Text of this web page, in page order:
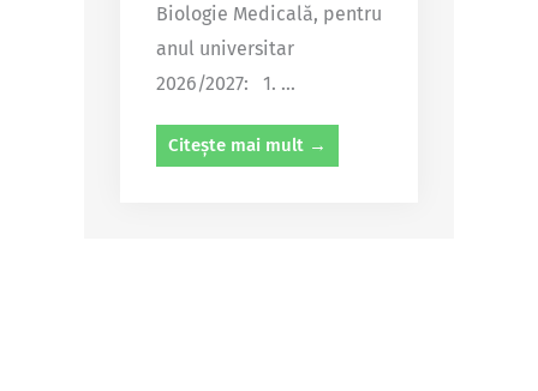
Biologie Medicală, pentru
anul universitar
2026/2027: 1. ...
Citește mai mult →